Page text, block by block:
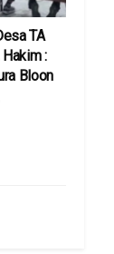
TA
:
Bloon